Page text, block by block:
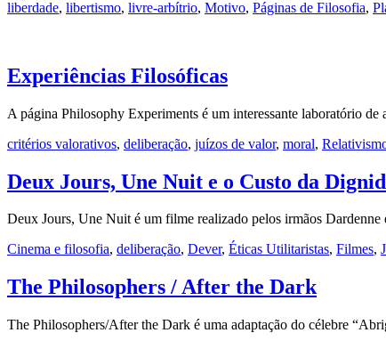
liberdade, libertismo, livre-arbítrio, Motivo, Páginas de Filosofia,
Experiências Filosóficas
A página Philosophy Experiments é um interessante laboratório
critérios valorativos, deliberação, juízos de valor, moral,
Deux Jours, Une Nuit e o Custo da
Deux Jours, Une Nuit é um filme realizado pelos irmãos
Cinema e filosofia, deliberação, Dever, Éticas Utilitaristas, Filmes,
The Philosophers / After the Dark
The Philosophers/After the Dark é uma adaptação do célebre